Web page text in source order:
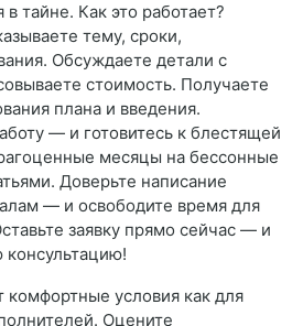
в тайне. Как это работает?
тему, сроки,
Обсуждаете детали с
стоимость. Получаете
плана и введения.
— и готовитесь к блестящей
месяцы на бессонные
Доверьте написание
— и освободите время для
заявку прямо сейчас — и
консультацию!
комфортные условия как для
Оцените